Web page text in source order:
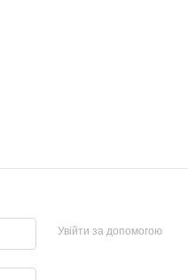
Увійти за допомогою